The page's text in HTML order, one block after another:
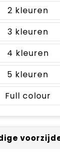
2
3
4
5
Full colour